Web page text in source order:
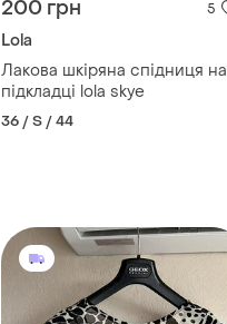
200 грн 5
Lola
Лакова шкіряна спідниця на
підкладці lola skye
36 / S / 44